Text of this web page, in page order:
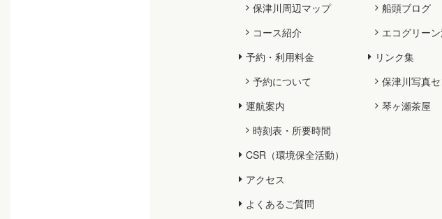
保津川周辺マップ
コース紹介
予約・利用料金
予約について
運航案内
時刻表・所要時間
CSR（環境保全活動）
アクセス
よくあるご質問
船頭ブログ
エコグリー
リンク集
保津川写真
琴ヶ瀬茶屋